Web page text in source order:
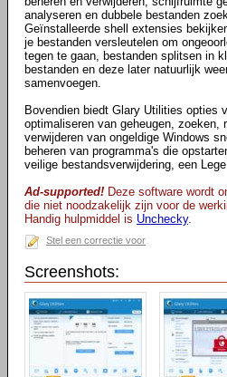
analyseren en dubbele bestanden
Geïnstalleerde shell extensies
je bestanden versleutelen om
tegen te gaan, bestanden splitsen in
bestanden en deze later natuurlijk
samenvoegen.
Bovendien biedt Glary Utilities opties
optimaliseren van geheugen, zoeken,
verwijderen van ongeldige Windows
beheren van programma's die
veilige bestandsverwijdering, een
Ad-supported! Deze software wordt
die niet noodzakelijk zijn voor de
Handig hulpmiddel is Unchecky.
Stel een correctie voor
Screenshots: